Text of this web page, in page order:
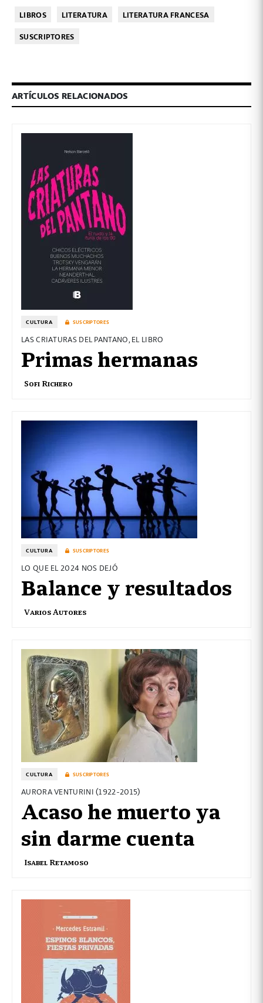
LIBROS LITERATURA
LITERATURA FRANCESA
SUSCRIPTORES
ARTÍCULOS RELACIONADOS
CULTURA SUSCRIPTORES
LAS CRIATURAS DEL PANTANO, EL LIBRO
Primas hermanas
Sofi Richero
CULTURA SUSCRIPTORES
LO QUE EL 2024 NOS DEJÓ
Balance y resultados
Varios Autores
CULTURA SUSCRIPTORES
AURORA VENTURINI (1922-2015)
Acaso he muerto ya
sin darme cuenta
Isabel Retamoso